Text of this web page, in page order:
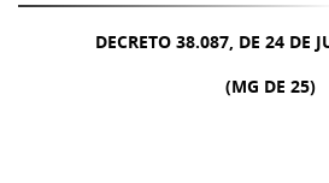
DECRETO 38.087, DE 24 DE
(MG DE 25)